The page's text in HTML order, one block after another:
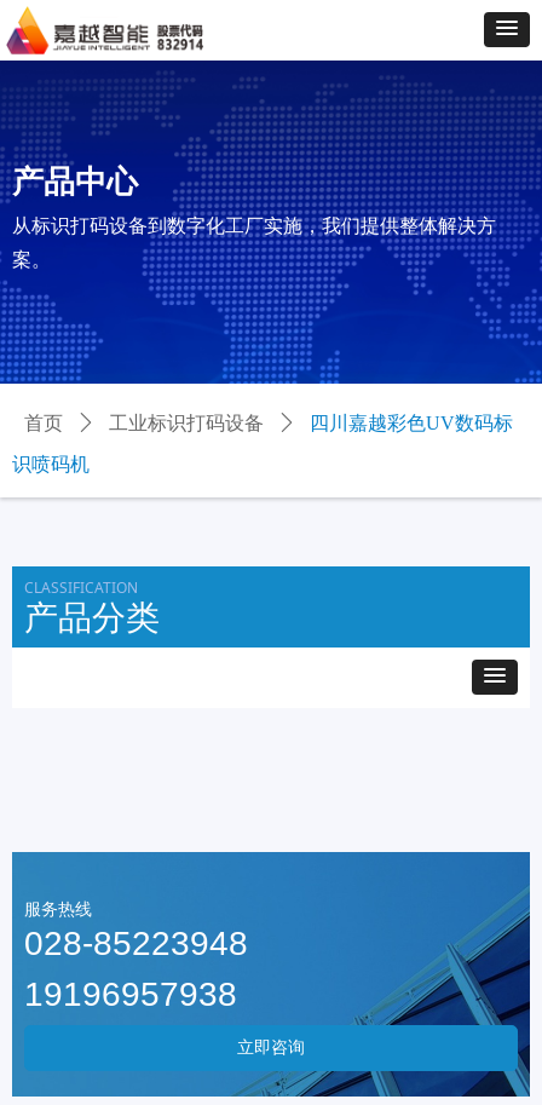
首页 ꄲ 工业标识打码设备 ꄲ
四川嘉越彩色UV数码标
识喷码机
CLASSIFICATION
产品分类
服务热线
028-85223948
19196957938
立即咨询
产品中心
从标识打码设备到数字化工厂实施，我们提供整体解决方
案。